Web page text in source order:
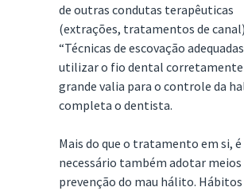
de outras condutas terapêuticas
(extrações, tratamentos de
“Técnicas de escovação
utilizar o fio dental corretamente
grande valia para o controle da
completa o dentista.
Mais do que o tratamento em si, é
necessário também adotar meios
prevenção do mau hálito. Hábitos